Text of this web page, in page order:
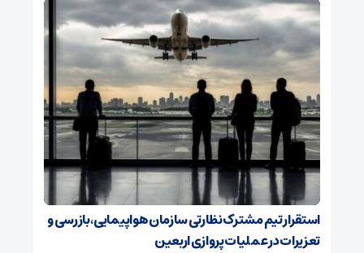
استقرار تیم مشترک نظارتی سازمان هواپیمایی، بازرسی و
تعزیرات در عملیات پروازی اربعین